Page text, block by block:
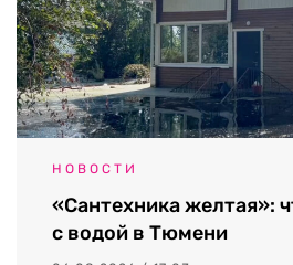
НОВОСТИ
«Сантехника желтая»:
с водой в Тюмени